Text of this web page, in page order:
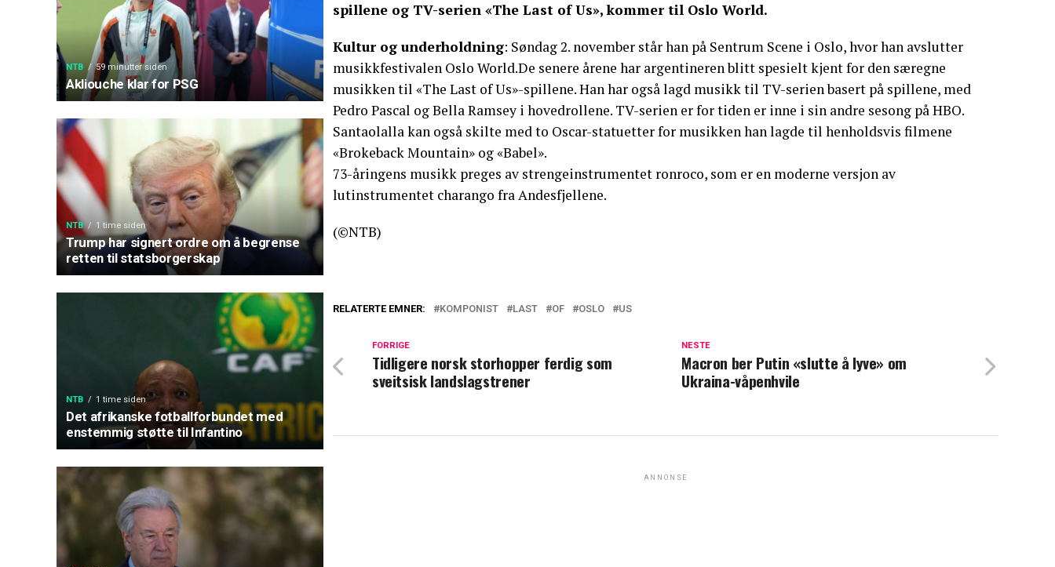
NTB 59 minutter siden
Akliouche klar for PSG
NTB 1 time siden
Trump har signert ordre om å begrense
retten til statsborgerskap
NTB 1 time siden
Det afrikanske fotballforbundet med
enstemmig støtte til Infantino
spillene og TV-serien «The Last of Us», kommer til Oslo World.
Kultur og underholdning: Søndag 2. november står han på Sentrum Scene i Oslo, hvor han avslutter
musikkfestivalen Oslo World.De senere årene har argentineren blitt spesielt kjent for den særegne
musikken til «The Last of Us»-spillene. Han har også lagd musikk til TV-serien basert på spillene, med
Pedro Pascal og Bella Ramsey i hovedrollene. TV-serien er for tiden er inne i sin andre sesong på HBO.
Santaolalla kan også skilte med to Oscar-statuetter for musikken han lagde til henholdsvis filmene
«Brokeback Mountain» og «Babel».
73-åringens musikk preges av strengeinstrumentet ronroco, som er en moderne versjon av
lutinstrumentet charango fra Andesfjellene.
(©NTB)
RELATERTE EMNER: KOMPONIST LAST OF OSLO US
NESTE
Macron ber Putin «slutte å lyve» om
Ukraina-våpenhvile
FORRIGE
Tidligere norsk storhopper ferdig som
sveitsisk landslagstrener
ANNONSE